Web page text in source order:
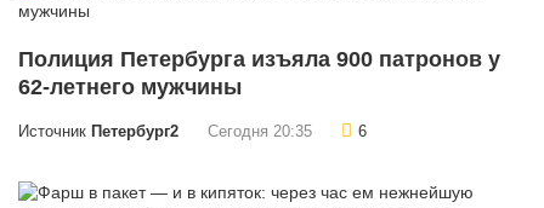
Полиция Петербурга изъяла 900 патронов у
62-летнего мужчины
Источник Петербург2 Сегодня 20:35 6